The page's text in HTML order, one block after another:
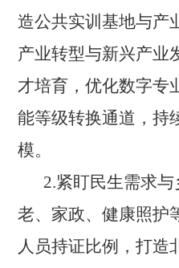
造公共实训基地与产
产业转型与新兴产业
才培育，优化数字专
能等级转换通道，持
模。
2.紧盯民生需求
老、家政、健康照护
人员持证比例，打造